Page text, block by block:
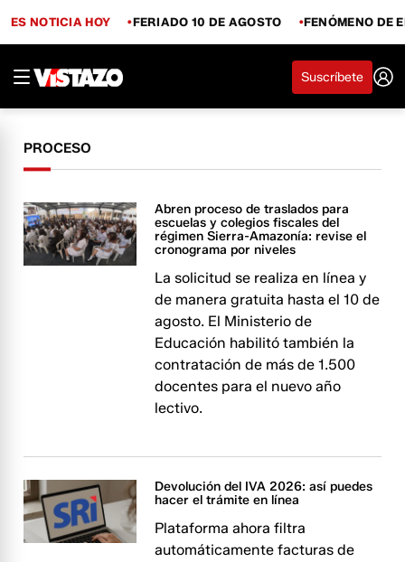
ES NOTICIA HOY FERIADO 10 DE AGOSTO FENÓMENO DE
Suscríbete
PROCESO
Abren proceso de traslados para
escuelas y colegios fiscales del
régimen Sierra-Amazonía: revise el
cronograma por niveles
La solicitud se realiza en línea y
de manera gratuita hasta el 10 de
agosto. El Ministerio de
Educación habilitó también la
contratación de más de 1.500
docentes para el nuevo año
lectivo.
Devolución del IVA 2026: así puedes
hacer el trámite en línea
Plataforma ahora filtra
automáticamente facturas de